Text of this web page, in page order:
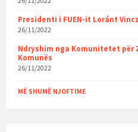
Presidenti i FUEN-it Loránt
26/11/2022
Ndryshim nga Komunitetet
Komunës
26/11/2022
MË SHUMË NJOFTIME